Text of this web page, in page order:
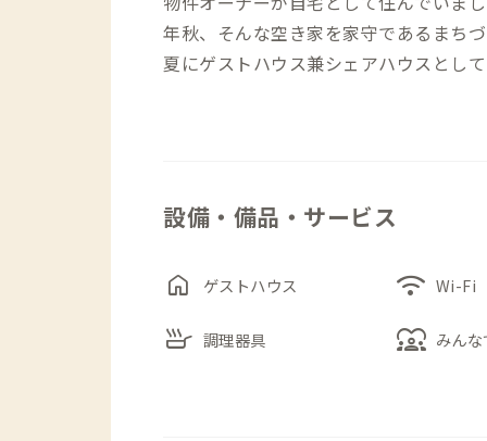
年秋、そんな空き家を家守であるまち
夏にゲストハウス兼シェアハウスとし
ントを開催したり、地域みんなの公民
てください。
設備・備品・サービス
home ゲストハウス wifi Wi-Fi
skillet 調理器具 diversity_1 みん